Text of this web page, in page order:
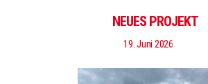
NEUES PROJEKT
19. Juni 2026